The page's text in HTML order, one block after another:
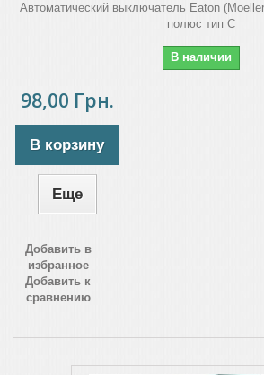
Автоматический выключатель Eaton
полюс тип C
В наличии
98,00 Грн.
В корзину
Еще
Добавить в
избранное
Добавить к
сравнению